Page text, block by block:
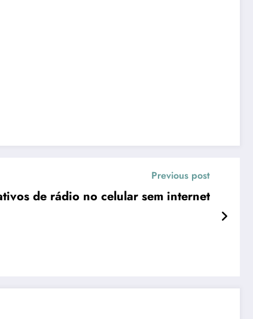
Previous post
de rádio no celular sem internet